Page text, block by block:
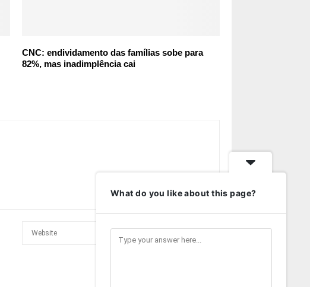
CNC: endividamento das famílias sobe para
82%, mas inadimplência cai
What do you like about this page?